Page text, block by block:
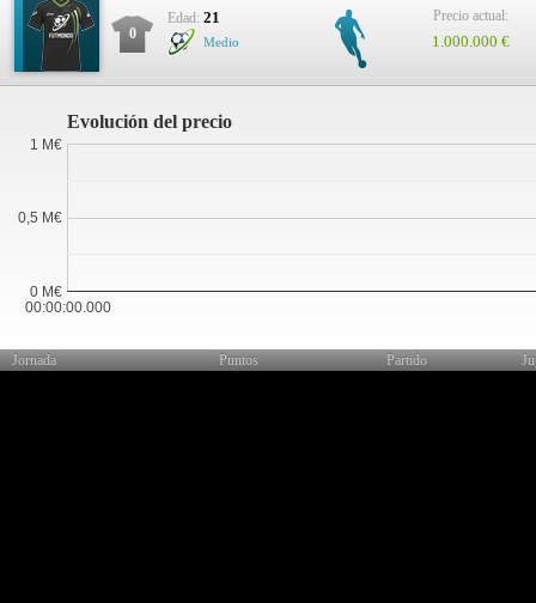
0
Edad: 21
Medio
Precio actual:
1.000.000 €
Evolución del precio
00:00:00.000
0 M€
0,5 M€
1 M€
Jornada Puntos Partido